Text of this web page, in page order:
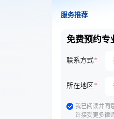
服务推荐
免费预约专
联系方式
所在地区
我已阅读并同
许接受更多律